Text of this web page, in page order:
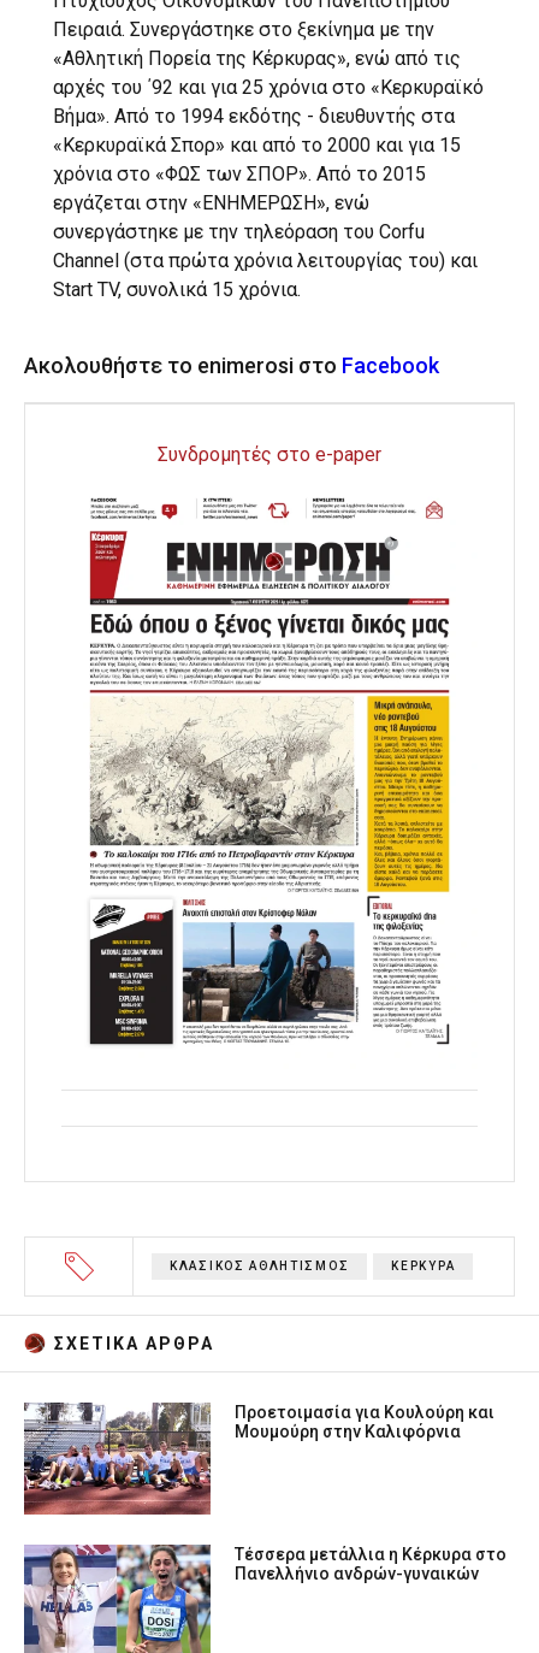
Πειραιά. Συνεργάστηκε στο ξεκίνημα με την
«Αθλητική Πορεία της Κέρκυρας», ενώ από τις
αρχές του ΄92 και για 25 χρόνια στο «Κερκυραϊκό
Βήμα». Από το 1994 εκδότης - διευθυντής στα
«Κερκυραϊκά Σπορ» και από το 2000 και για 15
χρόνια στο «ΦΩΣ των ΣΠΟΡ». Από το 2015
εργάζεται στην «ΕΝΗΜΕΡΩΣΗ», ενώ
συνεργάστηκε με την τηλεόραση του Corfu
Channel (στα πρώτα χρόνια λειτουργίας του) και
Start TV, συνολικά 15 χρόνια.
Ακολουθήστε το enimerosi στο Facebook
Συνδρομητές στο e-paper
ΚΛΑΣΙΚΟΣ ΑΘΛΗΤΙΣΜΟΣ ΚΕΡΚΥΡΑ
ΣΧΕΤΙΚA AΡΘΡΑ
Προετοιμασία για Κουλούρη και
Μουμούρη στην Καλιφόρνια
Τέσσερα μετάλλια η Κέρκυρα στο
Πανελλήνιο ανδρών-γυναικών